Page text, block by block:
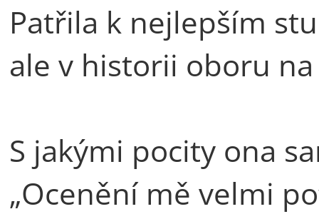
Patřila k nejlepším
ale v historii oboru na
S jakými pocity ona
„Ocenění mě velmi